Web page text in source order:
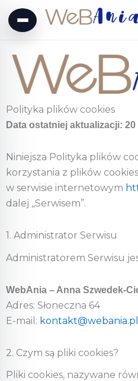
Polityka plików cookies
Data ostatniej aktualizacji: 20
Niniejsza Polityka plików
korzystania z plików
w serwisie internetowym
dalej „Serwisem”.
1. Administrator Serwisu
Administratorem Serwisu
WebAnia – Anna Szwedek-
Adres: Słoneczna 64
E-mail: kontakt@webania.pl
2. Czym są pliki cookies?
Pliki cookies, nazywane